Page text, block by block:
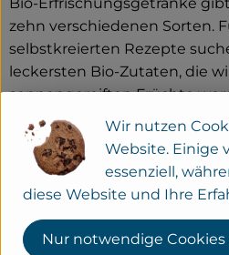
zehn verschiedenen Sorten.
selbstkreierten Rezepte
leckersten Bio-Zutaten, die
sonnengereiften Früchte
köstlichen Saft gepresst.
uns in die Limoküche nach
Oberpfalz. Den Saft versetzen
Mineralwasser aus unserer
Mineralwasser-Quelle und
hinzu, die wir übrigens auch
Wir nutzen
Website. Einige
essenziell,
diese Website und Ihre
Nur notwendige Cookies